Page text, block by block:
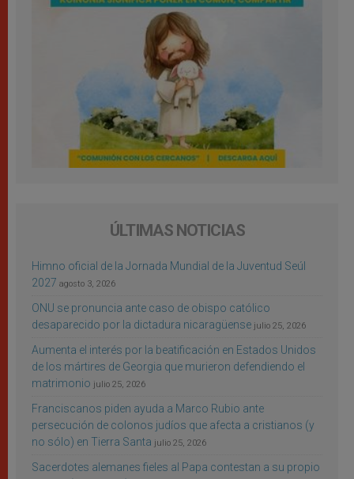
ÚLTIMAS NOTICIAS
Himno oficial de la Jornada Mundial de la Juventud Seúl
2027 agosto 3, 2026
ONU se pronuncia ante caso de obispo católico
desaparecido por la dictadura nicaragüense julio 25, 2026
Aumenta el interés por la beatificación en Estados Unidos
de los mártires de Georgia que murieron defendiendo el
matrimonio julio 25, 2026
Franciscanos piden ayuda a Marco Rubio ante
persecución de colonos judíos que afecta a cristianos (y
no sólo) en Tierra Santa julio 25, 2026
Sacerdotes alemanes fieles al Papa contestan a su propio